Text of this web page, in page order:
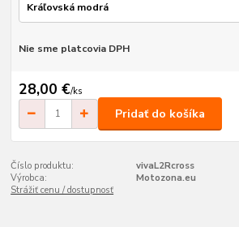
Nie sme platcovia DPH
28,00 €/ks
Pridať do košíka
Číslo produktu:
vivaL2Rcross
Výrobca:
Motozona.eu
Strážiť cenu / dostupnosť